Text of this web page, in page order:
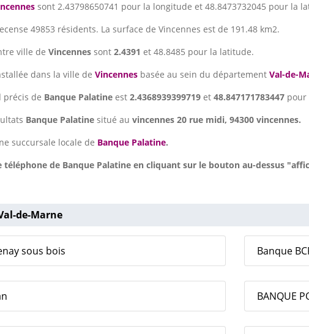
sont 2.43798650741 pour la longitude et 48.8473732045 pour la
49853 résidents. La surface de Vincennes est de 191.48 km2.
ville de Vincennes sont 2.4391 et 48.8485 pour la latitude.
dans la ville de Vincennes basée au sein du département Val-de-
précis de Banque Palatine est 2.4368939399719 et 48.847171783447 pour
Banque Palatine situé au vincennes 20 rue midi, 94300 vincennes.
succursale locale de Banque Palatine.
téléphone de Banque Palatine en cliquant sur le bouton au-dessus
de-Marne
sous bois Banque
BANQUE